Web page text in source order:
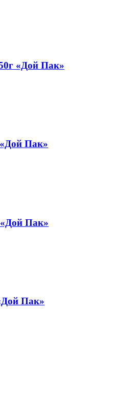
«Дой Пак»
Пак»
«Дой Пак»
Пак»